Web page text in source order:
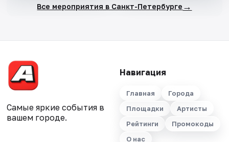
Все мероприятия в Санкт-Петербурге →
Самые яркие события в
вашем городе.
Навигация
Главная
Города
Площадки
Артисты
Рейтинги
Промокоды
О нас